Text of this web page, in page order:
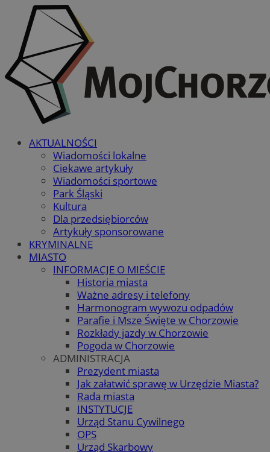
AKTUALNOŚCI
Wiadomości lokalne
Ciekawe artykuły
Wiadomości sportowe
Park Śląski
Kultura
Dla przedsiębiorców
Artykuły sponsorowane
KRYMINALNE
MIASTO
INFORMACJE O MIEŚCIE
Historia miasta
Ważne adresy i telefony
Harmonogram wywozu odpadów
Parafie i Msze Święte w Chorzowie
Rozkłady jazdy w Chorzowie
Pogoda w Chorzowie
ADMINISTRACJA
Prezydent miasta
Jak załatwić sprawę w Urzędzie Miasta?
Rada miasta
INSTYTUCJE
Urząd Stanu Cywilnego
OPS
Urząd Skarbowy